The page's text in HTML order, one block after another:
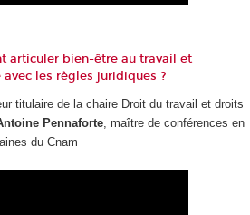
articuler bien-être au travail et
les règles juridiques ?
titulaire de la chaire Droit du travail et droits
Pennaforte, maître de conférences en
du Cnam